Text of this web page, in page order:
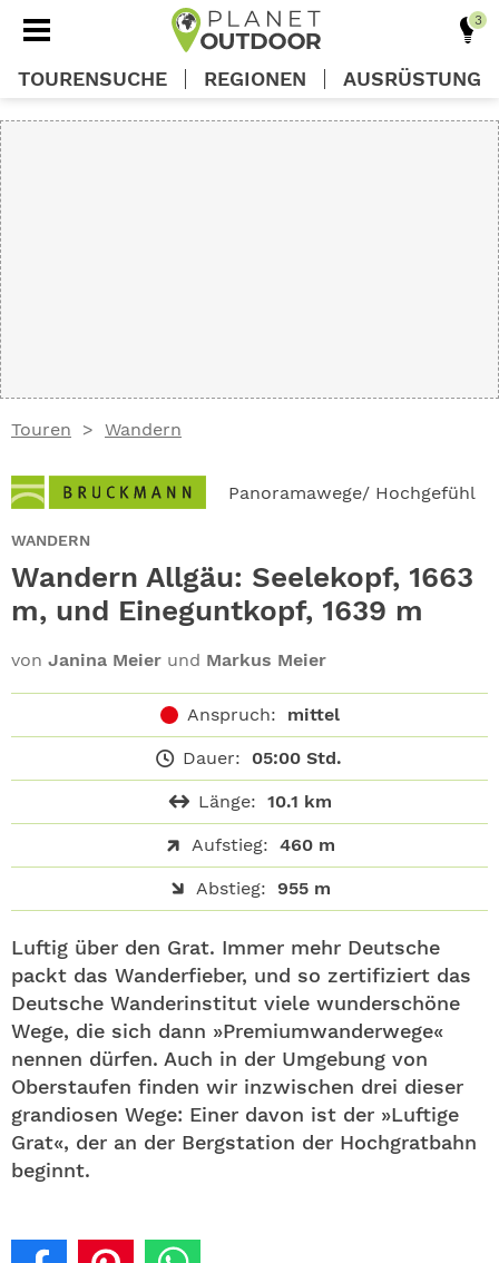
Touren Wandern
Panoramawege/ Hochgefühl
WANDERN
Wandern Allgäu: Seelekopf, 1663
m, und Eineguntkopf, 1639 m
von Janina Meier und Markus Meier
Anspruch: mittel
Dauer: 05:00 Std.
Länge: 10.1 km
Aufstieg: 460 m
Abstieg: 955 m
Luftig über den Grat. Immer mehr Deutsche
packt das Wanderfieber, und so zertifiziert das
Deutsche Wanderinstitut viele wunderschöne
Wege, die sich dann »Premiumwanderwege«
nennen dürfen. Auch in der Umgebung von
Oberstaufen finden wir inzwischen drei dieser
grandiosen Wege: Einer davon ist der »Luftige
Grat«, der an der Bergstation der Hochgratbahn
beginnt.
TOURENSUCHE REGIONEN AUSRÜSTUNG
ABO
GEWINNEN
NEWSLETTER
SHOP